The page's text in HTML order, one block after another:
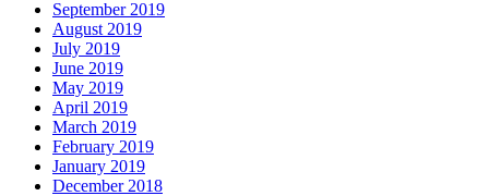
September 2019
August 2019
July 2019
June 2019
May 2019
April 2019
March 2019
February 2019
January 2019
December 2018